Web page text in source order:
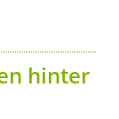
hinter